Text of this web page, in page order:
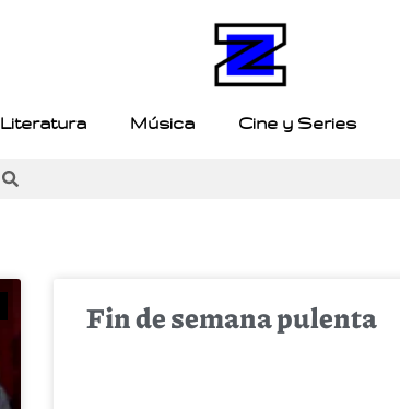
Literatura Música Cine y Series
Fin de semana pulenta